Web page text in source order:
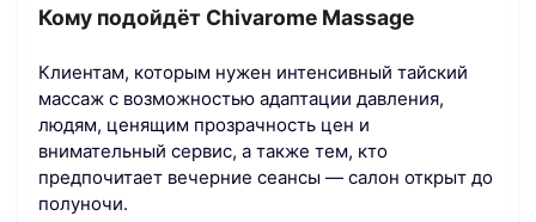
Кому подойдёт Chivarome Massage
Клиентам, которым нужен интенсивный тайский
массаж с возможностью адаптации давления,
людям, ценящим прозрачность цен и
внимательный сервис, а также тем, кто
предпочитает вечерние сеансы — салон открыт до
полуночи.